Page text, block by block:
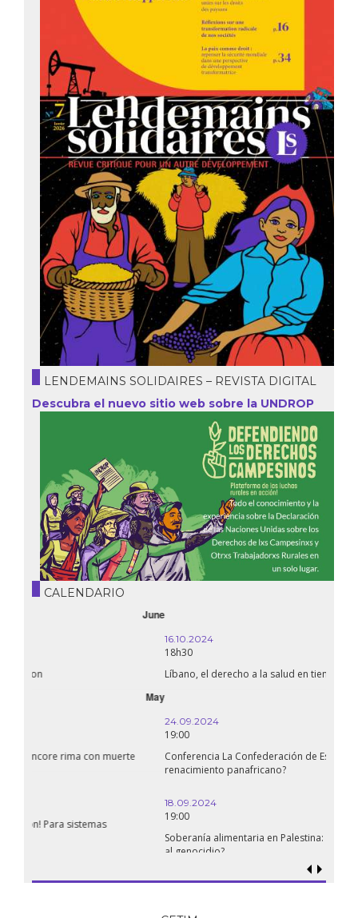
LENDEMAINS SOLIDAIRES – REVISTA DIGITAL
Descubra el nuevo sitio web sobre la UNDROP
CALENDARIO
Líbano, el derecho a la salud en tiempos de guerra
Conferencia La Confederación de Estados del Sahel: ¿un
Soberanía alimentaria en Palestina: ¿qué perspectivas hay frente